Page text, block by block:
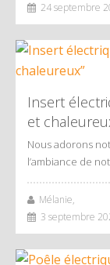
24 septembre
Insert
et
Nous adorons
l’ambiance de
Mélanie,
3 septembre